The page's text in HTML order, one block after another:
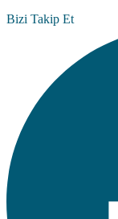
Bizi Takip Et